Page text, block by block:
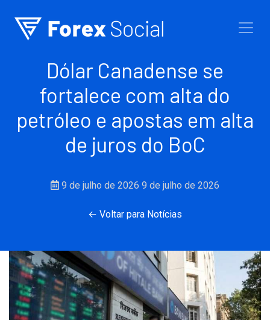
Dólar Canadense se
fortalece com alta do
petróleo e apostas em alta
de juros do BoC
9 de julho de 2026 9 de julho de 2026
← Voltar para Notícias